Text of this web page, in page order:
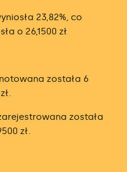
23,82%, co
o 26,1500 zł
została 6
została
zł.